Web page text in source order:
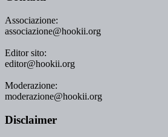
Associazione:
associazione@hookii.org
Editor sito:
editor@hookii.org
Moderazione:
moderazione@hookii.org
Disclaimer